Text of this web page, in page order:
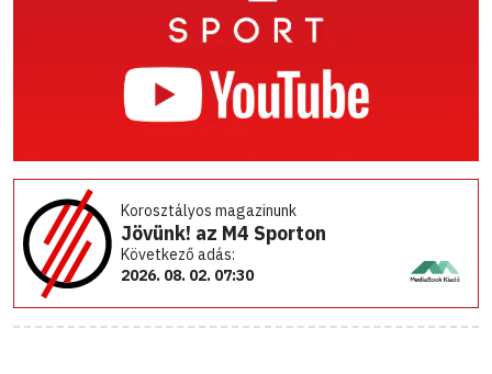
Korosztályos magazinunk
Jövünk! az M4 Sporton
Következő adás:
2026. 08. 02. 07:30